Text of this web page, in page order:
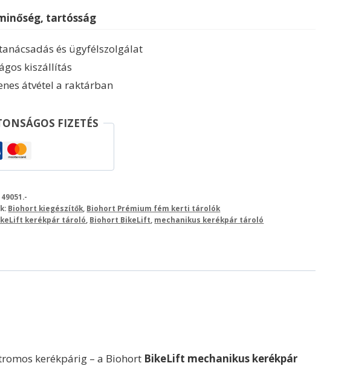
tartósság
és ügyfélszolgálat
kiszállítás
átvétel a raktárban
FIZETÉS
49051.-
Biohort kiegészítők Biohort Prémium fém kerti tárolók
kerékpár tároló Biohort BikeLift mechanikus kerékpár tároló
kerékpárig – a Biohort BikeLift mechanikus kerékpár